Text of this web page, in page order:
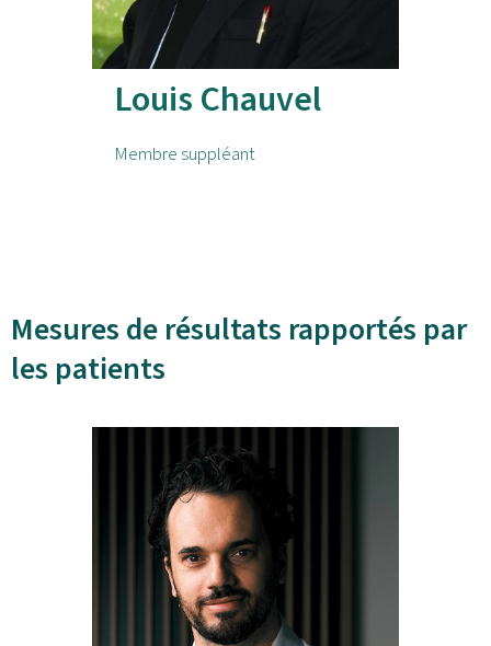
Louis Chauvel
Membre suppléant
Mesures de résultats rapportés par
les patients